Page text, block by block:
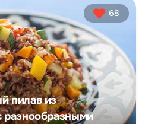
68
пилав из
разнообразными